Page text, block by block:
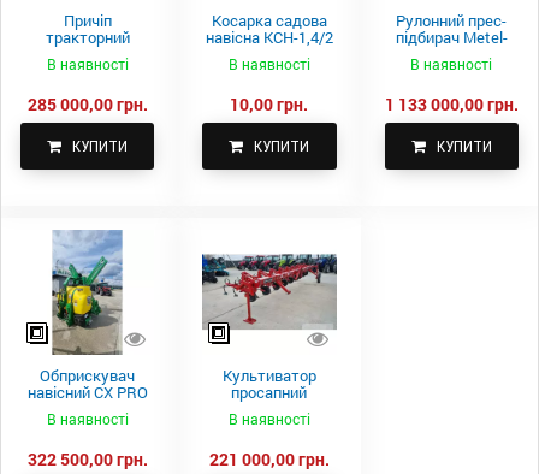
Причіп
тракторний
самоскидний
Spike 2 ПТС-4
В наявності
285 000,00 грн.
КУПИТИ
Косарка садова
навісна КСН-1,4/2
В наявності
10,00 грн.
КУПИТИ
Рулонний прес-
підбирач Metel-
Fach Z 587
В наявності
1 133 000,00 грн.
КУПИТИ
Обприскувач
навісний CX PRO
В наявності
322 500,00 грн.
Культиватор
просапний
КПН-5,6-05
В наявності
221 000,00 грн.